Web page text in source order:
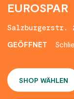
EUROSPAR
Salzburgerstr.
GEÖFFNET
SHOP WÄHLEN